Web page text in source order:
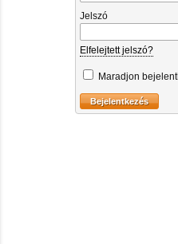
Jelszó
Elfelejtett jelszó?
Maradjon